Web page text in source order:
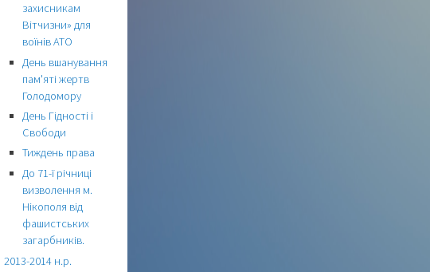
захисникам
Вітчизни» для
воїнів АТО
День вшанування
пам'яті жертв
Голодомору
День Гідності і
Свободи
Тиждень права
До 71-ї річниці
визволення м.
Нікополя від
фашистських
загарбників.
2013-2014 н.р.